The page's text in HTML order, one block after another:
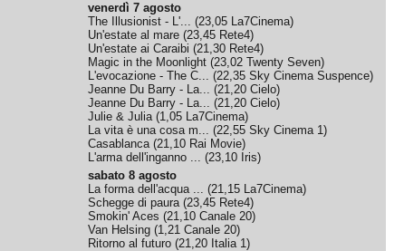
venerdì 7 agosto
The Illusionist - L'... (23,05 La7Cinema)
Un'estate al mare (23,45 Rete4)
Un'estate ai Caraibi (21,30 Rete4)
Magic in the Moonlight (23,02 Twenty Seven)
L'evocazione - The C... (22,35 Sky Cinema Suspence)
Jeanne Du Barry - La... (21,20 Cielo)
Jeanne Du Barry - La... (21,20 Cielo)
Julie & Julia(1,05 La7Cinema)
La vita è una cosa m... (22,55 Sky Cinema 1)
Casablanca(21,10 Rai Movie)
L'arma dell'inganno ... (23,10 Iris)
sabato 8 agosto
La forma dell'acqua ... (21,15 La7Cinema)
Schegge di paura(23,45 Rete4)
Smokin' Aces (21,10 Canale 20)
Van Helsing (1,21 Canale 20)
Ritorno al futuro (21,20 Italia 1)